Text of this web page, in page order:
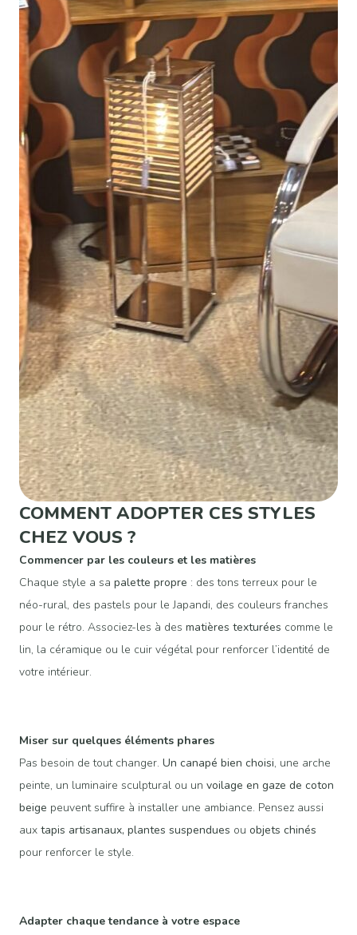
COMMENT ADOPTER CES STYLES
CHEZ VOUS ?
Commencer par les couleurs et les matières
Chaque style a sa palette propre : des tons terreux pour le
néo-rural, des pastels pour le Japandi, des couleurs franches
pour le rétro. Associez-les à des matières texturées comme le
lin, la céramique ou le cuir végétal pour renforcer l’identité de
votre intérieur.
Miser sur quelques éléments phares
Pas besoin de tout changer. Un canapé bien choisi, une arche
peinte, un luminaire sculptural ou un voilage en gaze de coton
beige peuvent suffire à installer une ambiance. Pensez aussi
aux tapis artisanaux, plantes suspendues ou objets chinés
pour renforcer le style.
Adapter chaque tendance à votre espace